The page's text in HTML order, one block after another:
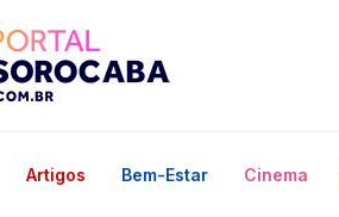
Artigos Bem-Estar Cinema